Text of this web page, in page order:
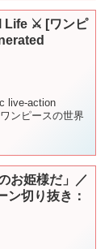
Life ⚔️ [ワンピ
live-action
ンピースの世界
お姫様だ」／
ン切り抜き：